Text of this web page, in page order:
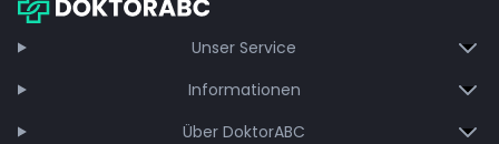
Unser Service
Informationen
Über DoktorABC